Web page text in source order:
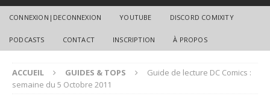
CONNEXION|DECONNEXION YOUTUBE DISCORD COMIXITY
PODCASTS CONTACT INSCRIPTION À PROPOS
ACCUEIL GUIDES & TOPS
Guide de lecture DC Comics :
semaine du 5 Octobre 2011